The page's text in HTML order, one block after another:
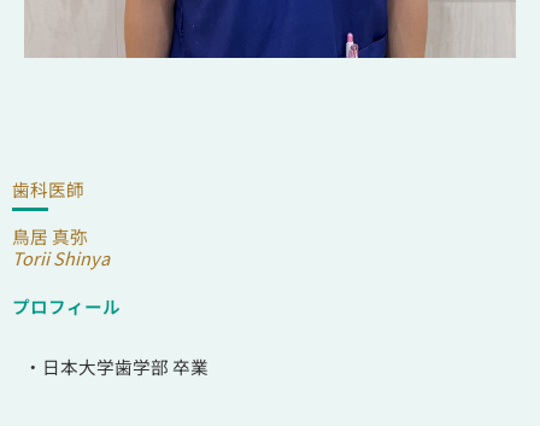
歯科医師
鳥居 真弥
Torii Shinya
プロフィール
・日本大学歯学部 卒業